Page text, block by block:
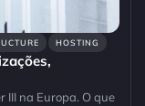
HOSTING
III na Europa. O que